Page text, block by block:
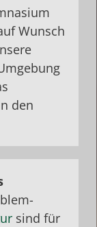
Wunsch
den
sind für